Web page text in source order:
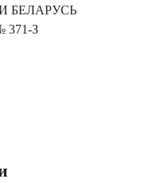
БЕЛАРУСЬ
371-З